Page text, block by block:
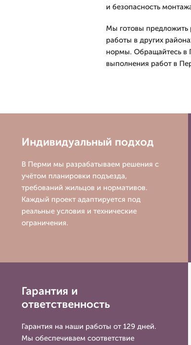
и безопасность
Мы готовы предложить
работы в других
нормы. Обращайтесь в
выполнения работ в
Индивидуальный подход
В Перми мы разрабатываем решения с
учётом планировки подъезда,
требований жильцов и нормативов.
Каждый проект адаптируется под
реальные условия и технические
ограничения.
Гарантия и
ответственность
Гарантия на наши работы от 129 дней.
Мы обеспечиваем соответствие